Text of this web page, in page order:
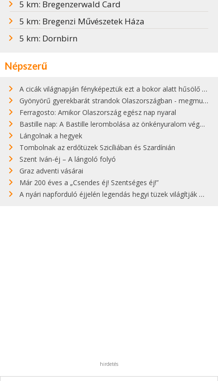
5 km: Bregenzerwald Card
5 km: Bregenzi Művészetek Háza
5 km: Dornbirn
Népszerű
A cicák világnapján fényképeztük ezt a bokor alatt hűsölő cicát Kisorosziban
Gyönyörű gyerekbarát strandok Olaszországban - megmutatjuk a 15 legjobbat
Ferragosto: Amikor Olaszország egész nap nyaral
Bastille nap: A Bastille lerombolása az önkényuralom végét jelentette
Lángolnak a hegyek
Tombolnak az erdőtüzek Szicíliában és Szardínián
Szent Iván-éj – A lángoló folyó
Graz adventi vásárai
Már 200 éves a „Csendes éj! Szentséges éj!”
A nyári napforduló éjjelén legendás hegyi tüzek világítják meg Zugspitzét
hirdetés